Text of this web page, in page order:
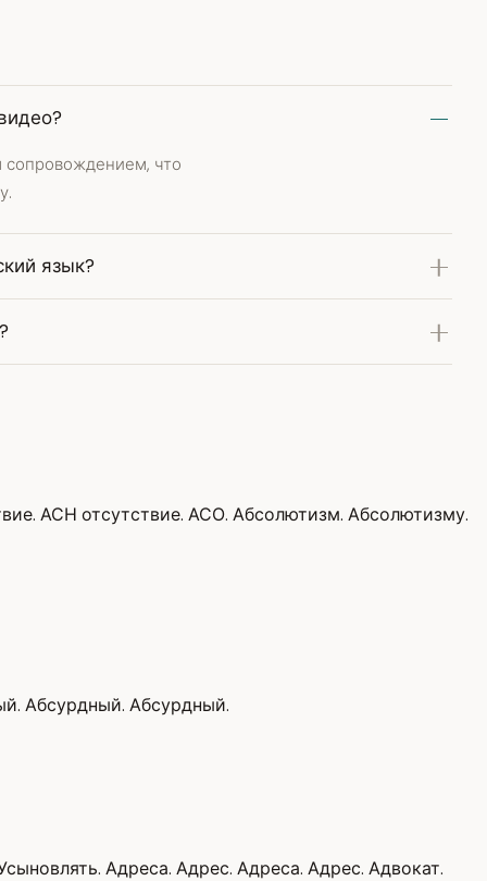
сопровождением, что
язык?
АСН отсутствие. АСО. Абсолютизм. Абсолютизму.
Абсурдный. Абсурдный.
Адреса. Адрес. Адреса. Адрес. Адвокат.